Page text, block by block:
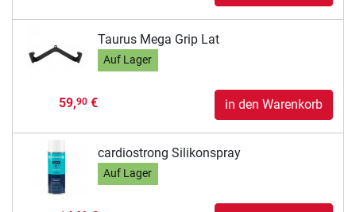
Taurus Mega Grip Lat
Auf Lager
59,90€ in den Warenkorb
cardiostrong Silikonspray
Auf Lager